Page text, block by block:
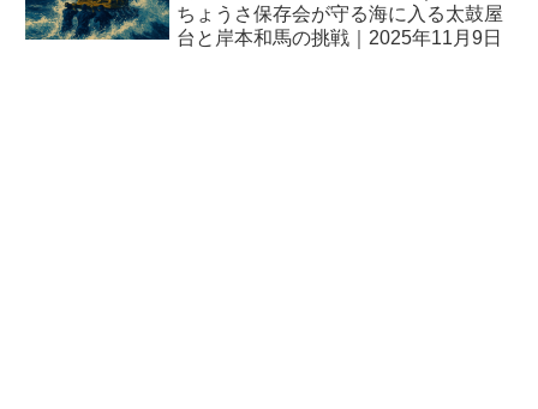
ちょうさ保存会が守る海に入る太鼓屋
台と岸本和馬の挑戦｜2025年11月9日